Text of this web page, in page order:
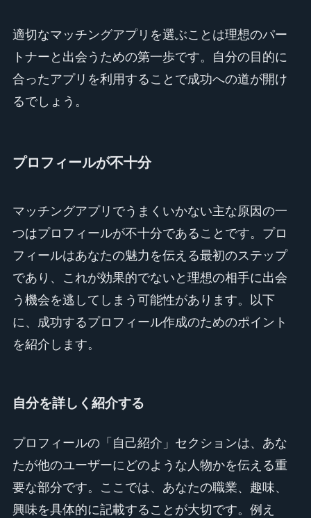
適切なマッチングアプリを選ぶことは理想のパー
トナーと出会うための第一歩です。自分の目的に
合ったアプリを利用することで成功への道が開け
るでしょう。
プロフィールが不十分
マッチングアプリでうまくいかない主な原因の一
つはプロフィールが不十分であることです。プロ
フィールはあなたの魅力を伝える最初のステップ
であり、これが効果的でないと理想の相手に出会
う機会を逃してしまう可能性があります。以下
に、成功するプロフィール作成のためのポイント
を紹介します。
自分を詳しく紹介する
プロフィールの「自己紹介」セクションは、あな
たが他のユーザーにどのような人物かを伝える重
要な部分です。ここでは、あなたの職業、趣味、
興味を具体的に記載することが大切です。例え